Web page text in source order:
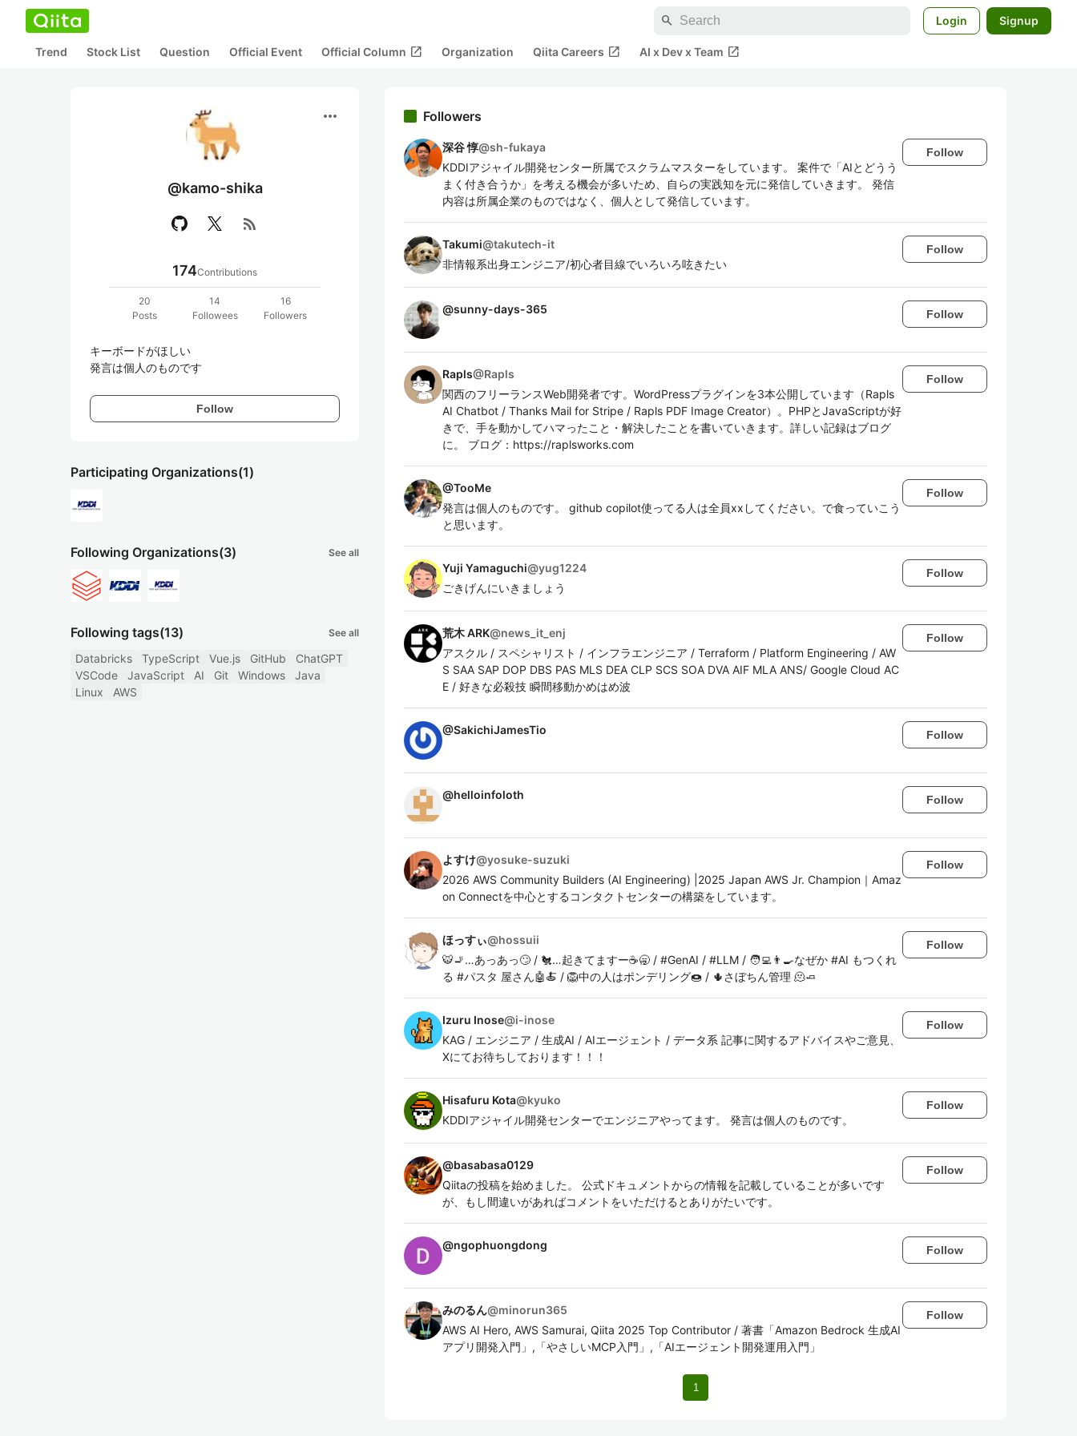
search Login Signup
Trend Stock List Question Official Event Official Column open_in_new Organization Qiita Careers open_in_new AI x Dev x Team open_in_new
more_horiz
@kamo-shika
rss_feed
174Contributions
20
Posts
14
Followees
16
Followers
キーボードがほしい
発言は個人のものです
Follow
Participating Organizations(1)
Following Organizations(3) See all
Following tags(13) See all
Databricks TypeScript Vue.js GitHub
ChatGPT
VSCode
JavaScript AI Git Windows
Java
Linux
AWS
Followers
深谷 惇@sh-fukaya
KDDIアジャイル開発センター所属でスクラムマスターをしています。 案件で「AIとどうう
まく付き合うか」を考える機会が多いため、自らの実践知を元に発信していきます。 発信
内容は所属企業のものではなく、個人として発信しています。
Follow
Takumi@takutech-it
非情報系出身エンジニア/初心者目線でいろいろ呟きたい
Follow
@sunny-days-365 Follow
Rapls@Rapls
関西のフリーランスWeb開発者です。WordPressプラグインを3本公開しています（Rapls
AI Chatbot / Thanks Mail for Stripe / Rapls PDF Image Creator）。PHPとJavaScriptが好
きで、手を動かしてハマったこと・解決したことを書いていきます。詳しい記録はブログ
に。 ブログ：https://raplsworks.com
Follow
@TooMe
発言は個人のものです。 github copilot使ってる人は全員xxしてください。で食っていこう
と思います。
Follow
Yuji Yamaguchi@yug1224
ごきげんにいきましょう
Follow
荒木 ARK@news_it_enj
アスクル / スペシャリスト / インフラエンジニア / Terraform / Platform Engineering / AW
S SAA SAP DOP DBS PAS MLS DEA CLP SCS SOA DVA AIF MLA ANS/ Google Cloud AC
E / 好きな必殺技 瞬間移動かめはめ波
Follow
@SakichiJamesTio Follow
@helloinfoloth Follow
よすけ@yosuke-suzuki
2026 AWS Community Builders (AI Engineering) |2025 Japan AWS Jr. Champion｜Amaz
on Connectを中心とするコンタクトセンターの構築をしています。
Follow
ほっすぃ@hossuii
🐯🚬…あっあっ🙄 / 🐔…起きてますー☕️🥱 / #GenAI / #LLM / 🧑‍💻👨‍🍳なぜか #AI もつくれ
る #パスタ 屋さん🤖🍝 / 🦁中の人はポンデリング🍩 / 🌵さぼちん管理 🫠🧈
Follow
Izuru Inose@i-inose
KAG / エンジニア / 生成AI / AIエージェント / データ系 記事に関するアドバイスやご意見、
Xにてお待ちしております！！！
Follow
Hisafuru Kota@kyuko
KDDIアジャイル開発センターでエンジニアやってます。 発言は個人のものです。
Follow
@basabasa0129
Qiitaの投稿を始めました。 公式ドキュメントからの情報を記載していることが多いです
が、もし間違いがあればコメントをいただけるとありがたいです。
Follow
@ngophuongdong Follow
みのるん@minorun365
AWS AI Hero, AWS Samurai, Qiita 2025 Top Contributor / 著書「Amazon Bedrock 生成AI
アプリ開発入門」,「やさしいMCP入門」,「AIエージェント開発運用入門」
Follow
1